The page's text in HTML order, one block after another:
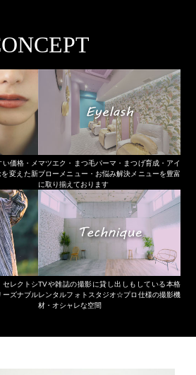
価格・メ
変えた新
マツエク・まつ毛パーマ・まつげ育成・アイ
ブローメニュー・お悩み解決メニューを豊富
に取り揃えております
セレクトシ
ーズナブル
TVや雑誌の撮影に貸し出しもしている本格
レンタルフォトスタジオ☆プロ仕様の撮影機
材・オシャレな空間